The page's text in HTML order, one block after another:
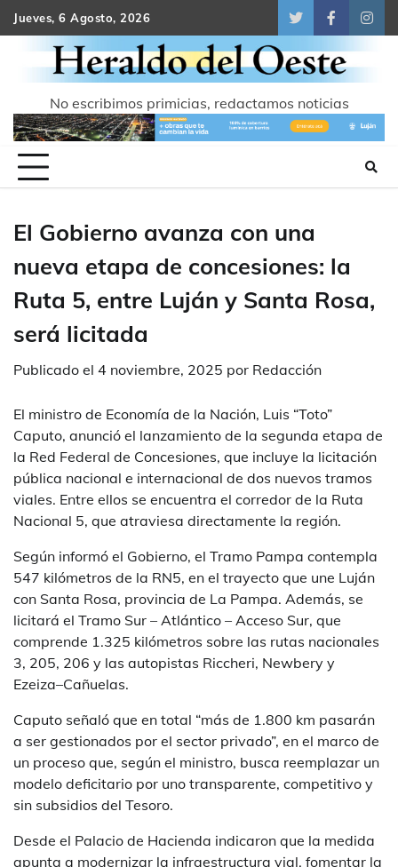
Skip
to
content
Jueves, 6 Agosto, 2026
TwitterFacebook
No escribimos primicias, redactamos noticias
El Gobierno avanza con una
nueva etapa de concesiones: la
Ruta 5, entre Luján y Santa Rosa,
será licitada
Publicado el 4 noviembre, 2025 por Redacción
El ministro de Economía de la Nación, Luis “Toto”
Caputo, anunció el lanzamiento de la segunda etapa de
la Red Federal de Concesiones, que incluye la licitación
pública nacional e internacional de dos nuevos tramos
viales. Entre ellos se encuentra el corredor de la Ruta
Nacional 5, que atraviesa directamente la región.
Según informó el Gobierno, el Tramo Pampa contempla
547 kilómetros de la RN5, en el trayecto que une Luján
con Santa Rosa, provincia de La Pampa. Además, se
licitará el Tramo Sur – Atlántico – Acceso Sur, que
comprende 1.325 kilómetros sobre las rutas nacionales
3, 205, 206 y las autopistas Riccheri, Newbery y
Ezeiza–Cañuelas.
Caputo señaló que en total “más de 1.800 km pasarán
a ser gestionados por el sector privado”, en el marco de
un proceso que, según el ministro, busca reemplazar un
modelo deficitario por uno transparente, competitivo y
sin subsidios del Tesoro.
Desde el Palacio de Hacienda indicaron que la medida
apunta a modernizar la infraestructura vial, fomentar la